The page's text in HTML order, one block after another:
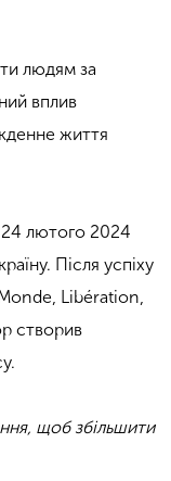
людям за
вплив
життя
лютого 2024
Після успіху
Libération,
створив
щоб збільшити